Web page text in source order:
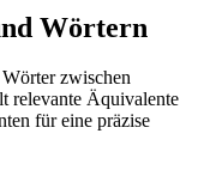
Wörtern
zwischen
relevante Äquivalente
für eine präzise